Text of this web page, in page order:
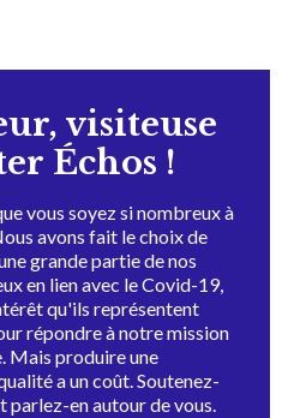
visiteuse
Échos !
vous soyez si nombreux à
avons fait le choix de
grande partie de nos
en lien avec le Covid-19,
qu'ils représentent
répondre à notre mission
Mais produire une
a un coût. Soutenez-
parlez-en autour de vous.